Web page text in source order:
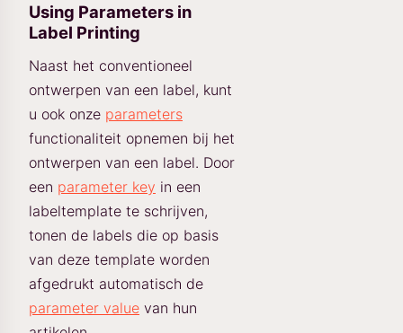
Using Parameters in
Label Printing
Naast het conventioneel
ontwerpen van een label, kunt
u ook onze parameters
functionaliteit opnemen bij het
ontwerpen van een label. Door
een parameter key in een
labeltemplate te schrijven,
tonen de labels die op basis
van deze template worden
afgedrukt automatisch de
parameter value van hun